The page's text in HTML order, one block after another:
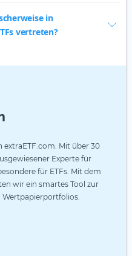
in
vertreten?
extraETF.com. Mit über 30
Experte für
für ETFs. Mit dem
wir ein smartes Tool zur